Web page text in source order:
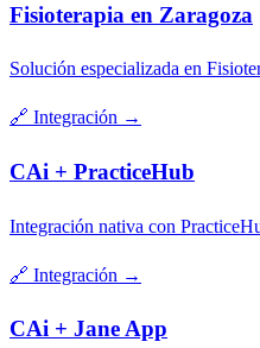
Fisioterapia en Zaragoza
Solución especializada en
🔗 Integración →
CAi + PracticeHub
Integración nativa con
🔗 Integración →
CAi + Jane App